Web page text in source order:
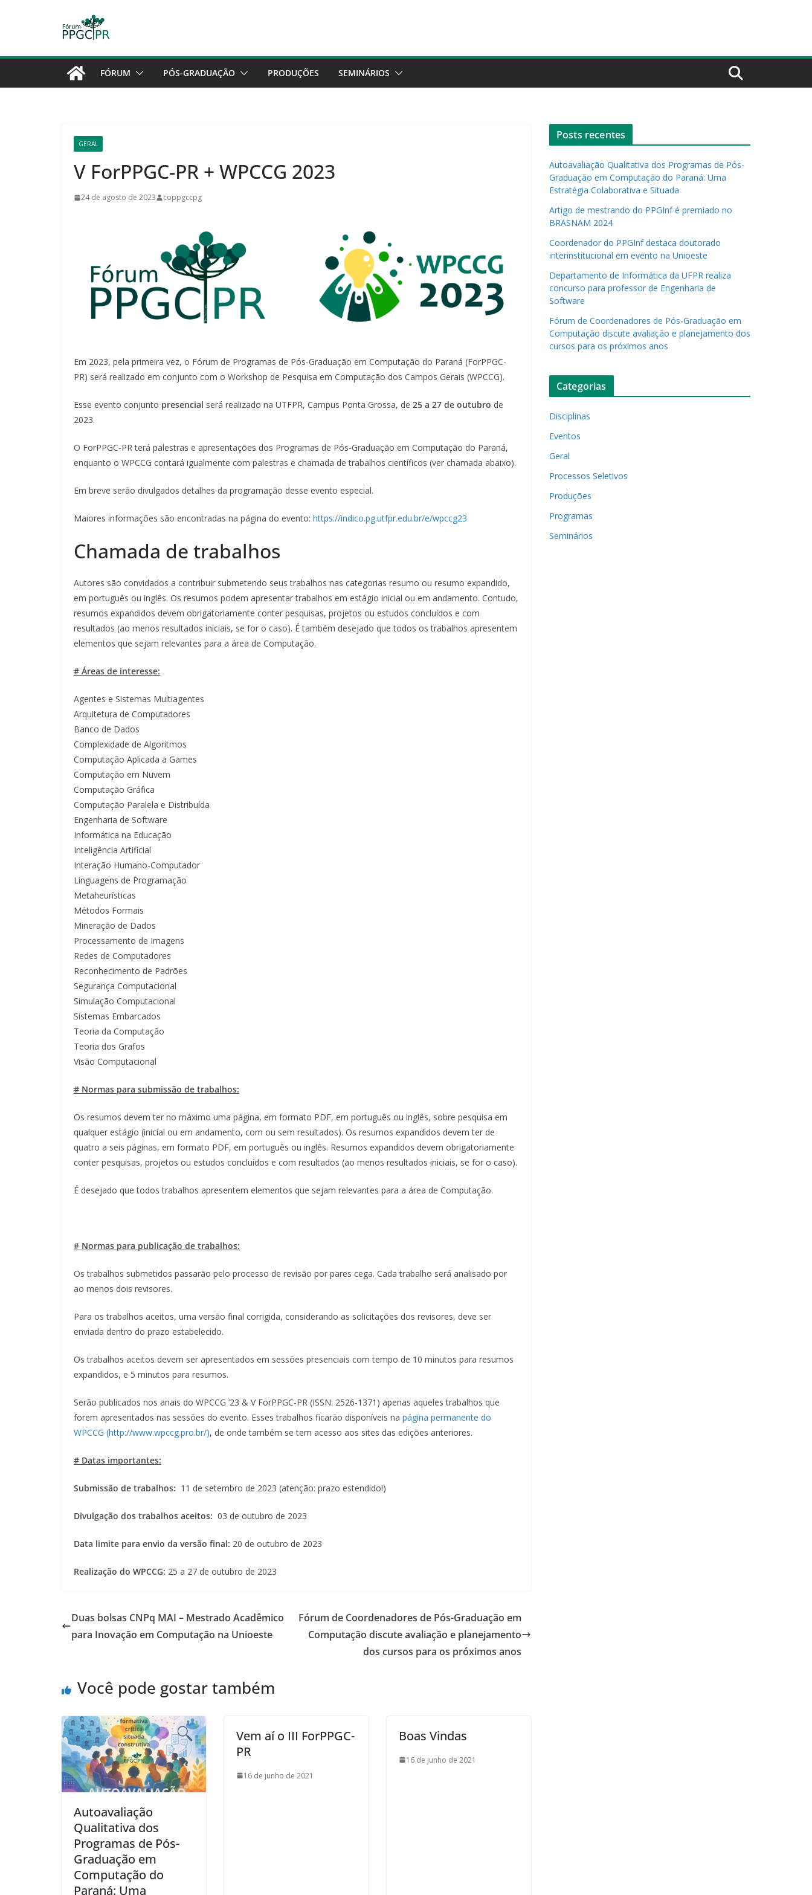
conteúdo
FÓRUM PÓS-GRADUAÇÃO PRODUÇÕES SEMINÁRIOS
GERAL
V ForPPGC-PR + WPCCG 2023
24 de agosto de 2023 coppgccpg
Em 2023, pela primeira vez, o Fórum de Programas de Pós-Graduação em Computação do Paraná (ForPPGC-
PR) será realizado em conjunto com o Workshop de Pesquisa em Computação dos Campos Gerais (WPCCG).
Esse evento conjunto presencial será realizado na UTFPR, Campus Ponta Grossa, de 25 a 27 de outubro de
2023.
O ForPPGC-PR terá palestras e apresentações dos Programas de Pós-Graduação em Computação do Paraná,
enquanto o WPCCG contará igualmente com palestras e chamada de trabalhos científicos (ver chamada abaixo).
Em breve serão divulgados detalhes da programação desse evento especial.
Maiores informações são encontradas na página do evento: https://indico.pg.utfpr.edu.br/e/wpccg23
Chamada de trabalhos
Autores são convidados a contribuir submetendo seus trabalhos nas categorias resumo ou resumo expandido,
em português ou inglês. Os resumos podem apresentar trabalhos em estágio inicial ou em andamento. Contudo,
resumos expandidos devem obrigatoriamente conter pesquisas, projetos ou estudos concluídos e com
resultados (ao menos resultados iniciais, se for o caso). É também desejado que todos os trabalhos apresentem
elementos que sejam relevantes para a área de Computação.
# Áreas de interesse:
Agentes e Sistemas Multiagentes
Arquitetura de Computadores
Banco de Dados
Complexidade de Algoritmos
Computação Aplicada a Games
Computação em Nuvem
Computação Gráfica
Computação Paralela e Distribuída
Engenharia de Software
Informática na Educação
Inteligência Artificial
Interação Humano-Computador
Linguagens de Programação
Metaheurísticas
Métodos Formais
Mineração de Dados
Processamento de Imagens
Redes de Computadores
Reconhecimento de Padrões
Segurança Computacional
Simulação Computacional
Sistemas Embarcados
Teoria da Computação
Teoria dos Grafos
Visão Computacional
# Normas para submissão de trabalhos:
Os resumos devem ter no máximo uma página, em formato PDF, em português ou inglês, sobre pesquisa em
qualquer estágio (inicial ou em andamento, com ou sem resultados). Os resumos expandidos devem ter de
quatro a seis páginas, em formato PDF, em português ou inglês. Resumos expandidos devem obrigatoriamente
conter pesquisas, projetos ou estudos concluídos e com resultados (ao menos resultados iniciais, se for o caso).
É desejado que todos trabalhos apresentem elementos que sejam relevantes para a área de Computação.
# Normas para publicação de trabalhos:
Os trabalhos submetidos passarão pelo processo de revisão por pares cega. Cada trabalho será analisado por
ao menos dois revisores.
Para os trabalhos aceitos, uma versão final corrigida, considerando as solicitações dos revisores, deve ser
enviada dentro do prazo estabelecido.
Os trabalhos aceitos devem ser apresentados em sessões presenciais com tempo de 10 minutos para resumos
expandidos, e 5 minutos para resumos.
Serão publicados nos anais do WPCCG ’23 & V ForPPGC-PR (ISSN: 2526-1371) apenas aqueles trabalhos que
forem apresentados nas sessões do evento. Esses trabalhos ficarão disponíveis na página permanente do
WPCCG (http://www.wpccg.pro.br/), de onde também se tem acesso aos sites das edições anteriores.
# Datas importantes:
Submissão de trabalhos: 11 de setembro de 2023 (atenção: prazo estendido!)
Divulgação dos trabalhos aceitos: 03 de outubro de 2023
Data limite para envio da versão final: 20 de outubro de 2023
Realização do WPCCG: 25 a 27 de outubro de 2023
Duas bolsas CNPq MAI – Mestrado Acadêmico
para Inovação em Computação na Unioeste
Fórum de Coordenadores de Pós-Graduação em
Computação discute avaliação e planejamento
dos cursos para os próximos anos
Você pode gostar também
Autoavaliação
Qualitativa dos
Programas de Pós-
Graduação em
Computação do
Paraná: Uma
Vem aí o III ForPPGC-
PR
16 de junho de 2021
Boas Vindas
16 de junho de 2021
Posts recentes
Autoavaliação Qualitativa dos Programas de Pós-
Graduação em Computação do Paraná: Uma
Estratégia Colaborativa e Situada
Artigo de mestrando do PPGInf é premiado no
BRASNAM 2024
Coordenador do PPGInf destaca doutorado
interinstitucional em evento na Unioeste
Departamento de Informática da UFPR realiza
concurso para professor de Engenharia de
Software
Fórum de Coordenadores de Pós-Graduação em
Computação discute avaliação e planejamento dos
cursos para os próximos anos
Categorias
Disciplinas
Eventos
Geral
Processos Seletivos
Produções
Programas
Seminários